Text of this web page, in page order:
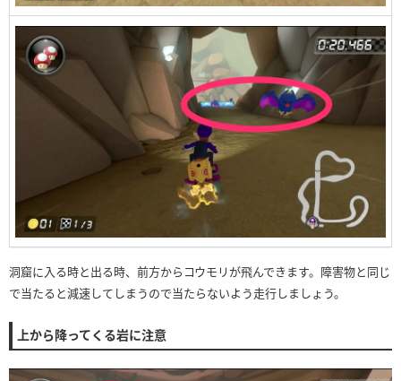
洞窟に入る時と出る時、前方からコウモリが飛んできます。障害物と同じ
で当たると減速してしまうので当たらないよう走行しましょう。
上から降ってくる岩に注意